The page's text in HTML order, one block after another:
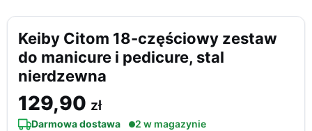
Keiby Citom 18-częściowy zestaw
do manicure i pedicure, stal
nierdzewna
129,90 zł
Darmowa dostawa 2 w magazynie